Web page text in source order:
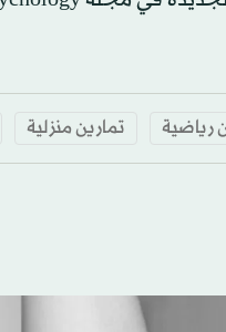
رياضية تمارين منزلية